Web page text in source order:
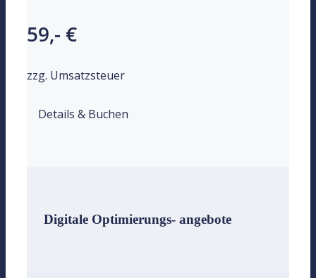
59,- €
zzg. Umsatzsteuer
Details & Buchen
Digitale Optimierungs- angebote